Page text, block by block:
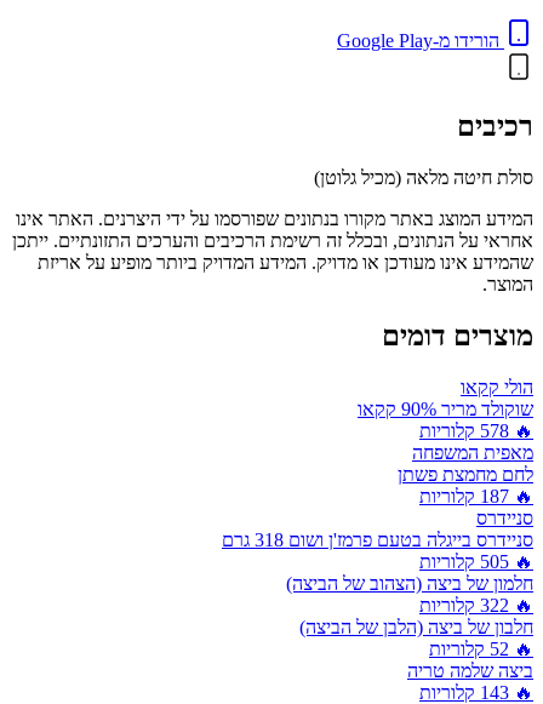
הורידו מ-Google Play
רכיבים
סולת חיטה מלאה (מכיל גלוטן)
המידע המוצג באתר מקורו בנתונים שפורסמו על ידי היצרנים. האתר אינו
אחראי על הנתונים, ובכלל זה רשימת הרכיבים והערכים התזונתיים. ייתכן
שהמידע אינו מעודכן או מדויק. המידע המדויק ביותר מופיע על אריזת
המוצר.
מוצרים דומים
הולי קקאו
שוקולד מריר 90% קקאו
🔥
578 קלוריות
מאפית המשפחה
לחם מחמצת פשתן
🔥
187 קלוריות
סניידרס
סניידרס בייגלה בטעם פרמז'ן ושום 318 גרם
🔥
505 קלוריות
חלמון של ביצה (הצהוב של הביצה)
🔥
322 קלוריות
חלבון של ביצה (הלבן של הביצה)
🔥
52 קלוריות
ביצה שלמה טריה
🔥
143 קלוריות